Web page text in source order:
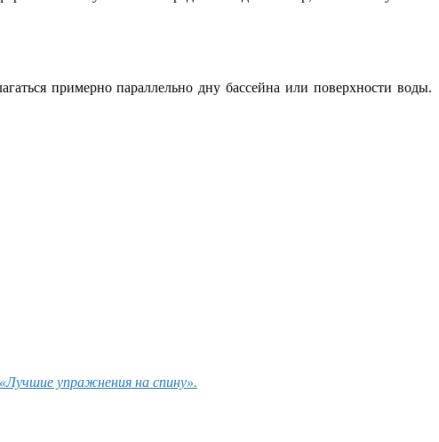
примерно параллельно дну бассейна или поверхности воды.
«Лучшие упражнения на спину».